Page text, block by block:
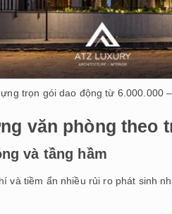
trọn gói dao động từ 6.000.000
văn phòng theo
và tầng hầm
và tiềm ẩn nhiều rủi ro phát sinh